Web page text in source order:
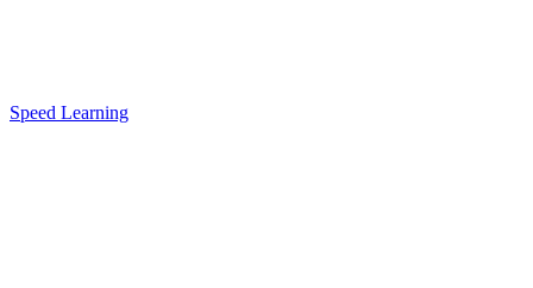
Speed Learning